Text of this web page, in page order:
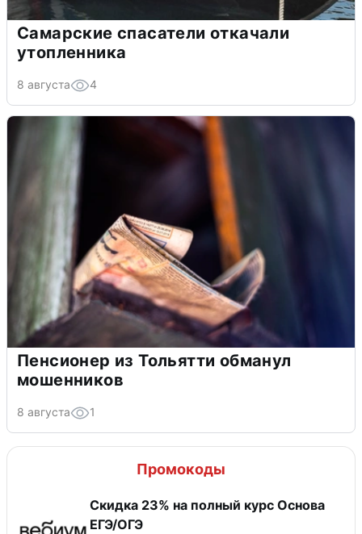
Самарские спасатели откачали
утопленника
8 августа 4
Пенсионер из Тольятти обманул
мошенников
8 августа 1
Промокоды
Скидка 23% на полный курс Основа
ЕГЭ/ОГЭ